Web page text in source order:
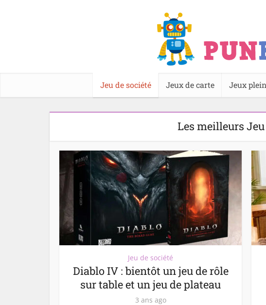
Jeu de société Jeux de carte Jeux
Les meilleurs
Jeu de société
Diablo IV : bientôt un jeu de rôle
sur table et un jeu de plateau
3 ans ago